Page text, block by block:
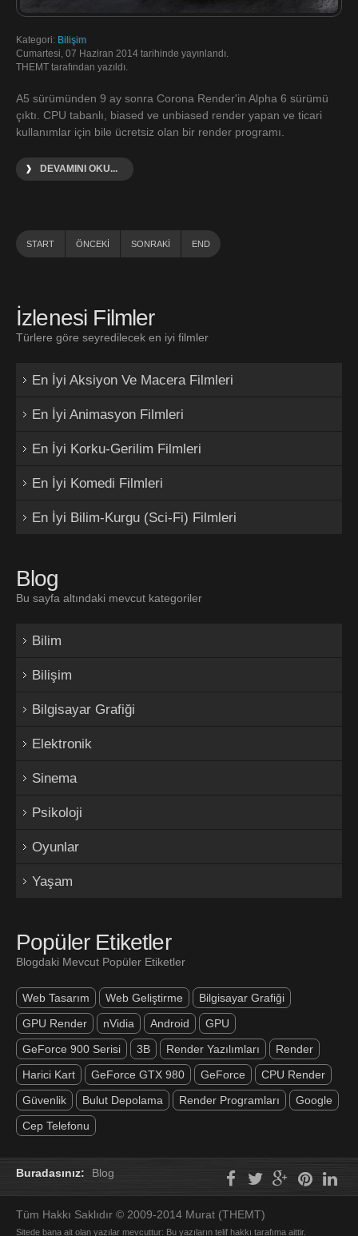
Kategori: Bilişim
Cumartesi, 07 Haziran 2014 tarihinde yayınlandı.
THEMT tarafından yazıldı.
A5 sürümünden 9 ay sonra Corona Render'in Alpha 6 sürümü
çıktı. CPU tabanlı, biased ve unbiased render yapan ve ticari
kullanımlar için bile ücretsiz olan bir render programı.
DEVAMINI OKU...
START ÖNCEKI SONRAKI END
İzlenesi Filmler
Türlere göre seyredilecek en iyi filmler
En İyi Aksiyon Ve Macera Filmleri
En İyi Animasyon Filmleri
En İyi Korku-Gerilim Filmleri
En İyi Komedi Filmleri
En İyi Bilim-Kurgu (Sci-Fi) Filmleri
Blog
Bu sayfa altındaki mevcut kategoriler
Bilim
Bilişim
Bilgisayar Grafiği
Elektronik
Sinema
Psikoloji
Oyunlar
Yaşam
Popüler Etiketler
Blogdaki Mevcut Popüler Etiketler
Web Tasarım Web Geliştirme
Bilgisayar Grafiği
GPU Render
nVidia Android
GPU
GeForce 900 Serisi
3B Render Yazılımları
Render
Harici Kart
GeForce GTX 980 GeForce
CPU Render
Güvenlik
Bulut Depolama Render Programları
Google
Cep Telefonu
Buradasınız: Blog
Tüm Hakkı Saklıdır © 2009-2014 Murat (THEMT)
Sitede bana ait olan yazılar mevcuttur: Bu yazıların telif hakkı tarafıma aittir.